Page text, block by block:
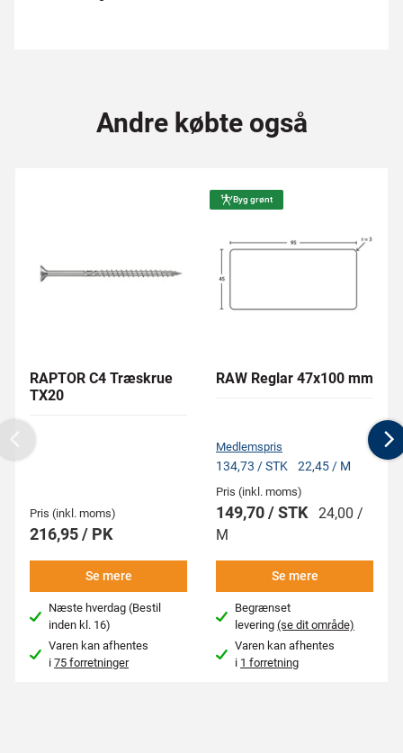
Andre købte også
RAPTOR C4 Træskrue
TX20
Pris (inkl. moms)
216,95 / PK
Se mere
Næste hverdag (Bestil
inden kl. 16)
Varen kan afhentes
i75 forretninger
Byg grønt
RAW Reglar 47x100 mm
Medlemspris
134,73 / STK 22,45 / M
Pris (inkl. moms)
149,70 / STK 24,00 /
M
Se mere
Begrænset
levering(se dit område)
Varen kan afhentes
i 1 forretning
Previous